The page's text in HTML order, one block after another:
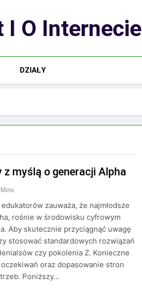
I O Internecie
DZIAŁY
myślą o generacji Alpha
zauważa, że najmłodsze
rośnie w środowisku cyfrowym
Aby skutecznie przyciągnąć uwagę
stosować standardowych rozwiązań
czy pokolenia Z. Konieczne
oraz dopasowanie stron
Poniższy…